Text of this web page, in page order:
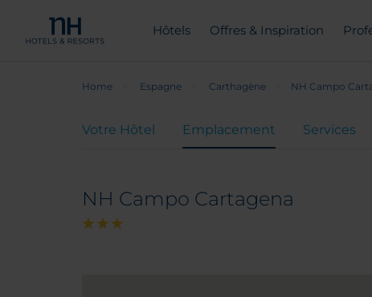
Hôtels Offres & Inspiration
Home Espagne Carthagène NH Campo
Votre Hôtel Emplacement Services
NH Campo Cartagena